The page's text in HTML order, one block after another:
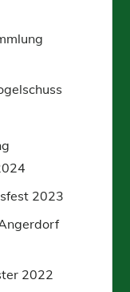
2023
2022